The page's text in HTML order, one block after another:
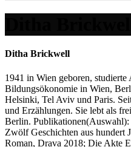
Ditha Brickwell
1941 in Wien geboren, studierte
Bildungsökonomie in Wien,
Helsinki, Tel Aviv und Paris.
und Erzählungen. Sie lebt als
Berlin.
Zwölf Geschichten aus hundert
Roman, Drava 2018; Die Akte